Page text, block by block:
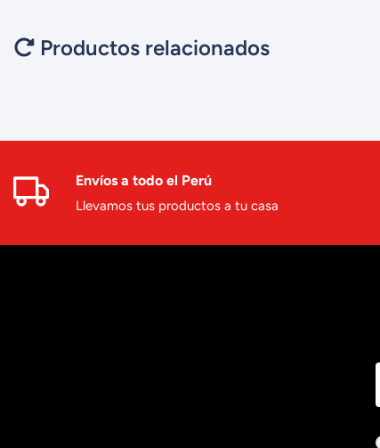
Productos relacionados
Envíos a todo el Perú
Llevamos tus productos a tu casa